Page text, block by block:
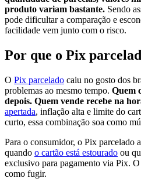
produto variam bastante. Sendo
pode dificultar a comparação e
facilidade vem junto com o risco.
Por que o Pix
O Pix parcelado caiu no gosto dos
problemas ao mesmo tempo. Quem
depois. Quem vende recebe na
apertada, inflação alta e limite do
curto, essa combinação soa como
Para o consumidor, o Pix parcelado
quando o cartão está estourado ou
exclusivo para pagamento via Pix.
como fugir.